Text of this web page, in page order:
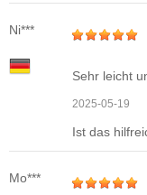
Ni***
Sehr leicht
2025-05-19
Ist das
Mo***